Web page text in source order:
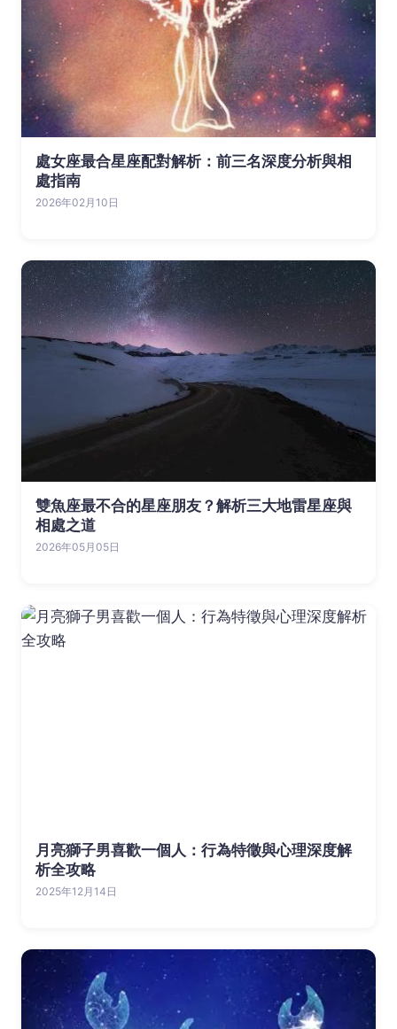
處女座最合星座配對解析：前三名深度分析與相
處指南
2026年02月10日
雙魚座最不合的星座朋友？解析三大地雷星座與
相處之道
2026年05月05日
月亮獅子男喜歡一個人：行為特徵與心理深度解
析全攻略
2025年12月14日